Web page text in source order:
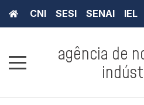
CNI SESI SENAI IEL
agência de